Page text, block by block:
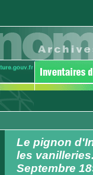
Le pignon
les
Septembre